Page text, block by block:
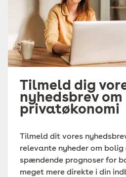
Tilmeld dig
nyhedsbrev
privatøkonomi
Tilmeld dit vores
relevante nyheder om
spændende prognoser for
meget mere direkte i din